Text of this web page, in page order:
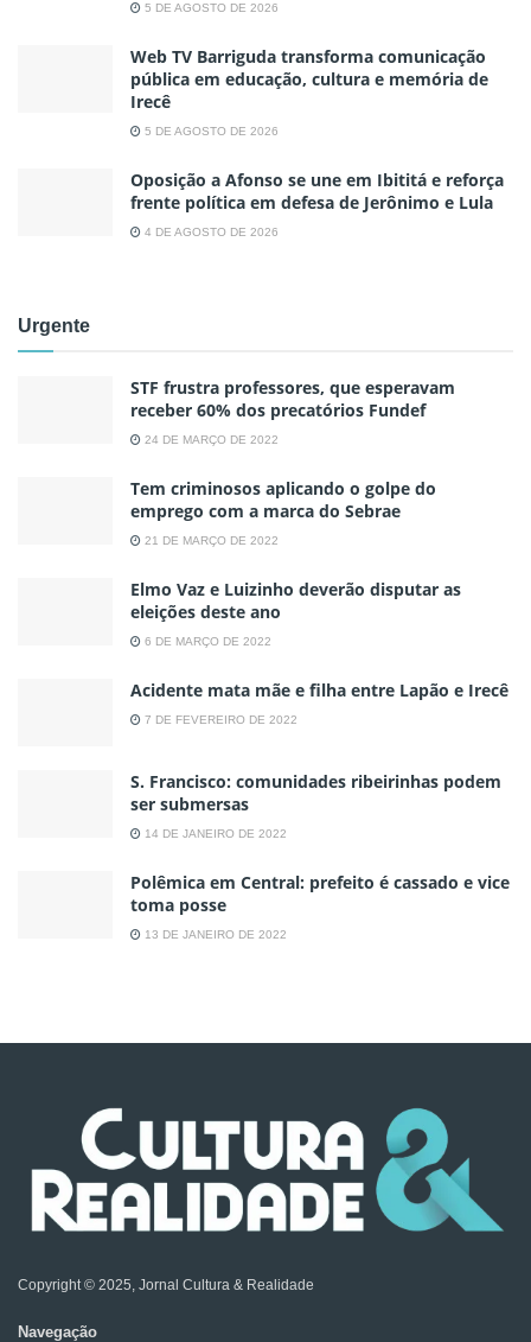
5 DE AGOSTO DE 2026
Web TV Barriguda transforma comunicação
pública em educação, cultura e memória de
Irecê
5 DE AGOSTO DE 2026
Oposição a Afonso se une em Ibititá e reforça
frente política em defesa de Jerônimo e Lula
4 DE AGOSTO DE 2026
Urgente
STF frustra professores, que esperavam
receber 60% dos precatórios Fundef
24 DE MARÇO DE 2022
Tem criminosos aplicando o golpe do
emprego com a marca do Sebrae
21 DE MARÇO DE 2022
Elmo Vaz e Luizinho deverão disputar as
eleições deste ano
6 DE MARÇO DE 2022
Acidente mata mãe e filha entre Lapão e Irecê
7 DE FEVEREIRO DE 2022
S. Francisco: comunidades ribeirinhas podem
ser submersas
14 DE JANEIRO DE 2022
Polêmica em Central: prefeito é cassado e vice
toma posse
13 DE JANEIRO DE 2022
Copyright © 2025, Jornal Cultura & Realidade
Navegação